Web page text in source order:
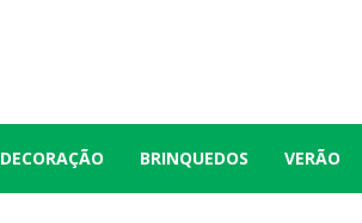
DECORAÇÃO BRINQUEDOS VERÃO